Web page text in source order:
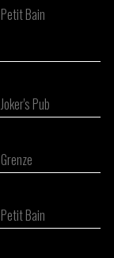
Petit Bain
Joker's Pub
Grenze
Petit Bain